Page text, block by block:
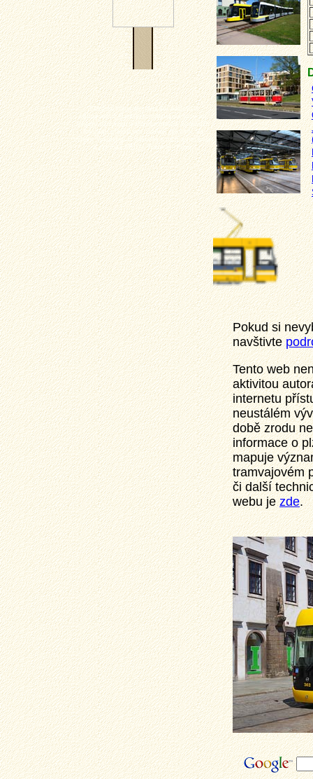
Plzeňské tramvaje - aktuální události a
zajímavosti z plzeňského tramvajové provozu,
popisy typů vozů a zejména mnoho aktuálních
fotografií plzeňských tramvají (nechybí ani
výluky, vykolejení či povodně a další zajímavotsi
z plzeňské MHD). Tramvaj - Plzeň.
Pokud si
navštivte
Tento web
aktivitou
internetu
neustálém
době zrodu
informace o
mapuje
tramvajovém
či další
webu jezde.